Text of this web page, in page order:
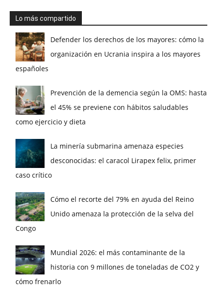
Lo más compartido
Defender los derechos de los mayores: cómo la
organización en Ucrania inspira a los mayores
españoles
Prevención de la demencia según la OMS: hasta
el 45% se previene con hábitos saludables
como ejercicio y dieta
La minería submarina amenaza especies
desconocidas: el caracol Lirapex felix, primer
caso crítico
Cómo el recorte del 79% en ayuda del Reino
Unido amenaza la protección de la selva del
Congo
Mundial 2026: el más contaminante de la
historia con 9 millones de toneladas de CO2 y
cómo frenarlo